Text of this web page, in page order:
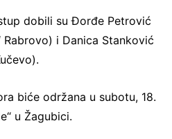
dobili su Đorđe Petrović
Rabrovo) i Danica Stanković
biće održana u subotu, 18.
u Žagubici.